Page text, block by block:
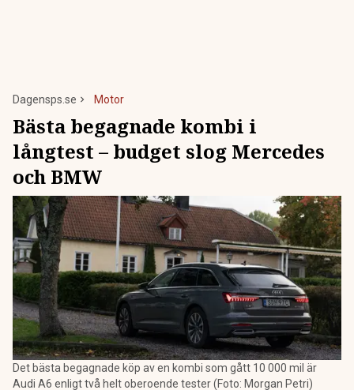
Dagensps.se Motor
Bästa begagnade kombi i
långtest – budget slog Mercedes
och BMW
Det bästa begagnade köp av en kombi som gått 10 000 mil är
Audi A6 enligt två helt oberoende tester (Foto: Morgan Petri)